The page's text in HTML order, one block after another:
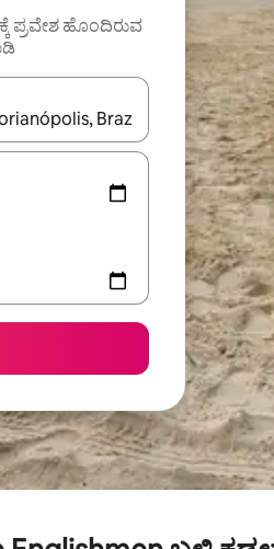
ಪ್ರವೇಶ ಹೊಂದಿರುವ
ಡೌನ್ ಬಾಣದ ಕೀಲಿಗಳೊಂದಿಗೆ ನ್ಯಾವಿಗೇಟ್